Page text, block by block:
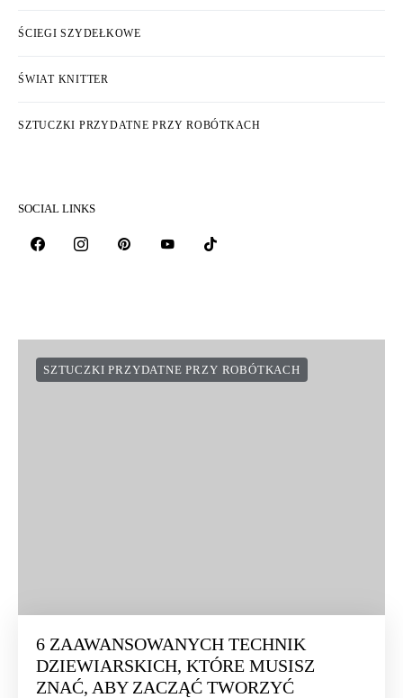
ŚCIEGI SZYDEŁKOWE
ŚWIAT KNITTER
SZTUCZKI PRZYDATNE PRZY ROBÓTKACH
SOCIAL LINKS
SZTUCZKI PRZYDATNE PRZY ROBÓTKACH
6 ZAAWANSOWANYCH TECHNIK
DZIEWIARSKICH, KTÓRE MUSISZ
ZNAĆ, ABY ZACZĄĆ TWORZYĆ